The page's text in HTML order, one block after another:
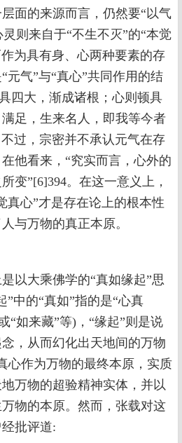
面的来源而言，仍然要“以气
则来自于“不生不灭”的“本觉
为具有身、心两种要素的存
元气”与“真心”共同作用的结
四大，渐成诸根；心则顿具
足，生来名人，即我等今者
过，宗密并不承认元气在存
他看来，“究实而言，心外的
变”[6]394。在这一意义上，
真心”才是存在论上的根本性
与万物的真正本原。
以大乘佛学的“真如缘起”思
”中的“真如”指的是“心真
“如来藏”等)，“缘起”则是说
，从而幻化出天地间的万物
心作为万物的最终本原，实质
万物的超验精神实体，并以
物的本原。然而，张载对这
批评道: